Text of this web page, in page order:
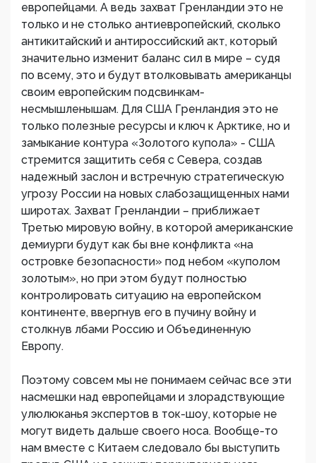
европейцами. А ведь захват Гренландии это не
только и не столько антиевропейский, сколько
антикитайский и антироссийский акт, который
значительно изменит баланс сил в мире – судя
по всему, это и будут втолковывать американцы
своим европейским подсвинкам-
несмышленышам. Для США Гренландия это не
только полезные ресурсы и ключ к Арктике, но и
замыкание контура «Золотого купола» - США
стремится защитить себя с Севера, создав
надежный заслон и встречную стратегическую
угрозу России на новых слабозащищенных нами
широтах. Захват Гренландии – приближает
Третью мировую войну, в которой американские
демиурги будут как бы вне конфликта «на
островке безопасности» под небом «куполом
золотым», но при этом будут полностью
контролировать ситуацию на европейском
континенте, ввергнув его в пучину войну и
столкнув лбами Россию и Объединенную
Европу.
Поэтому совсем мы не понимаем сейчас все эти
насмешки над европейцами и злорадствующие
улюлюканья экспертов в ток-шоу, которые не
могут видеть дальше своего носа. Вообще-то
нам вместе с Китаем следовало бы выступить